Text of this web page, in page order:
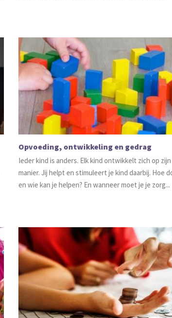
Opvoeding, ontwikkeling en gedrag
Ieder kind is anders. Elk kind ontwikkelt zich op
manier. Jij helpt en stimuleert je kind daarbij. Hoe
en wie kan je helpen? En wanneer moet je je zorg...